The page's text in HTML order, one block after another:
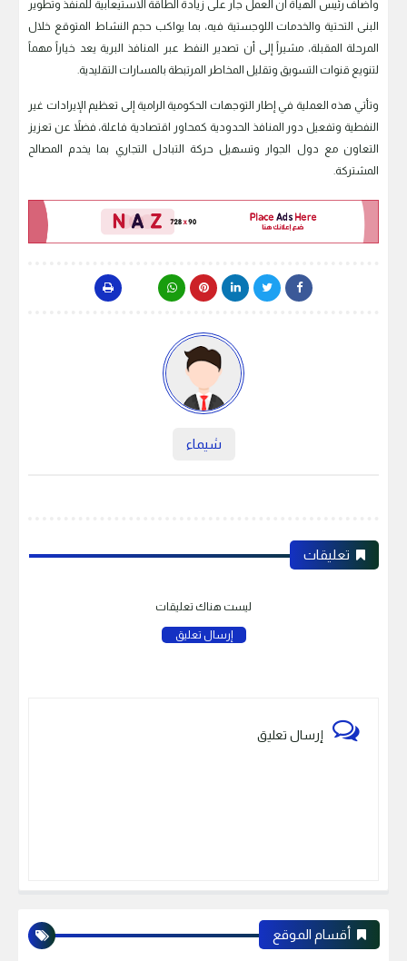
وأضاف رئيس الهيأة أن العمل جار على زيادة الطاقة الاستيعابية للمنفذ وتطوير
البنى التحتية والخدمات اللوجستية فيه، بما يواكب حجم النشاط المتوقع خلال
المرحلة المقبلة، مشيراً إلى أن تصدير النفط عبر المنافذ البرية يعد خياراً مهماً
لتنويع قنوات التسويق وتقليل المخاطر المرتبطة بالمسارات التقليدية.
وتأتي هذه العملية في إطار التوجهات الحكومية الرامية إلى تعظيم الإيرادات غير
النفطية وتفعيل دور المنافذ الحدودية كمحاور اقتصادية فاعلة، فضلاً عن تعزيز
التعاون مع دول الجوار وتسهيل حركة التبادل التجاري بما يخدم المصالح
المشتركة.
شيماء
تعليقات
ليست هناك تعليقات
إرسال تعليق
إرسال تعليق
أقسام الموقع